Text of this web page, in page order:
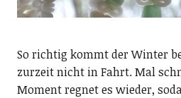
So richtig kommt der Winter
zurzeit nicht in Fahrt. Mal
Moment regnet es wieder,